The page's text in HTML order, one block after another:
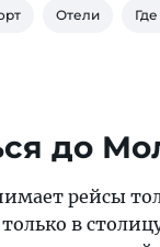
Отели
до
рейсы
в